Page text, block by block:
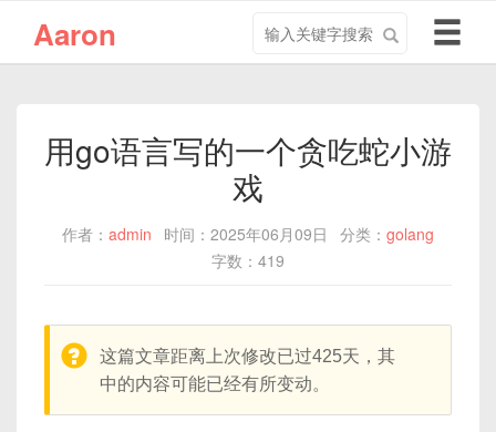
Aaron
关
导
航
切
用go语言写的一个贪吃蛇小游
戏
作者： admin 时间：2025年06月09日 分类： golang
字数：419
warning:
这篇文章距离上次修改已过425天，其
中的内容可能已经有所变动。